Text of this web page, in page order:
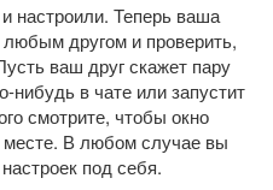
настроили. Теперь ваша
любым другом и проверить,
ваш друг скажет пару
нибудь в чате или запустит
смотрите, чтобы окно
В любом случае вы
под себя.